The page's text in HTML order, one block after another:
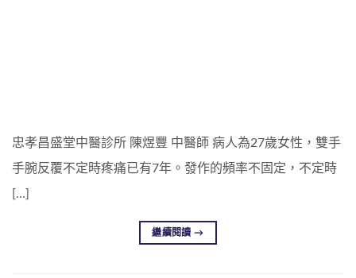
忠孝昌盛堂中醫診所 陳煜豐 中醫師 病人為27歲女性，雙手
手腕反覆不定時疼痛已有7年。發作的頻率不固定，不定時
[…]
繼續閱讀→